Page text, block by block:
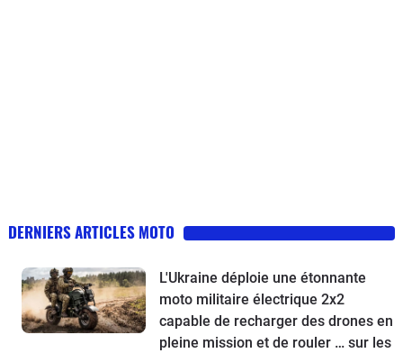
DERNIERS ARTICLES MOTO
L'Ukraine déploie une étonnante
moto militaire électrique 2x2
capable de recharger des drones en
pleine mission et de rouler … sur les